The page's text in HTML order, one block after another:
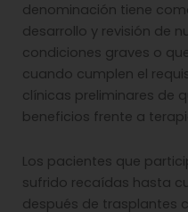
denominación tiene
desarrollo y revisión de
condiciones graves o
cuando cumplen el
clínicas preliminares de
beneficios frente a
Los pacientes que
sufrido recaídas hasta
después de trasplantes